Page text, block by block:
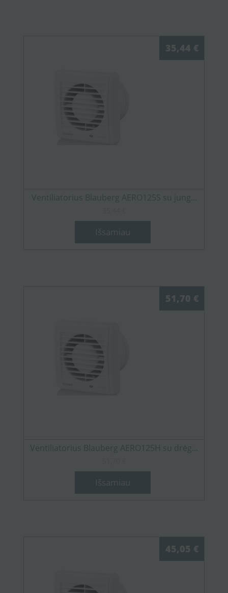
35,44 €
Ventiliatorius Blauberg AERO125S su jung...
Išsamiau
51,70 €
Ventiliatorius Blauberg AERO125H su drėg...
Išsamiau
45,05 €